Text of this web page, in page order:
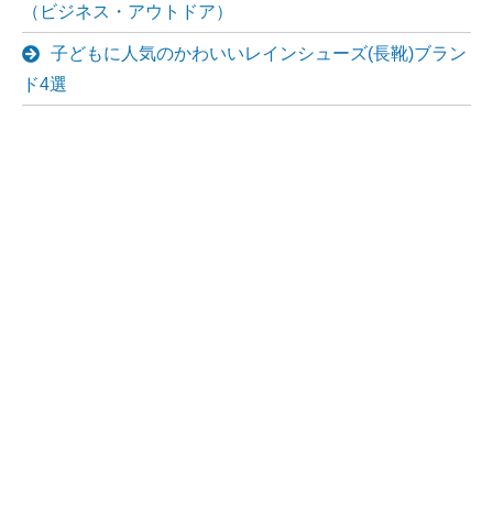
（ビジネス・アウトドア）
子どもに人気のかわいいレインシューズ(長靴)ブラン
ド4選